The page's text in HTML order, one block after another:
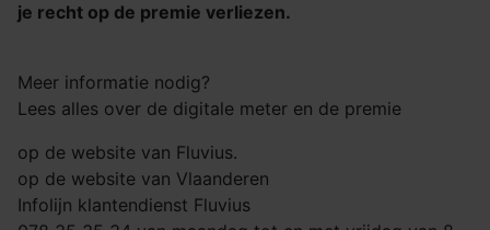
je recht op de premie verliezen.
Meer informatie nodig?
Lees alles over de digitale meter en de premie
op de website van Fluvius.
op de website van Vlaanderen
Infolijn klantendienst Fluvius